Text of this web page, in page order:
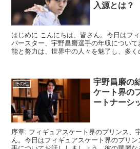
入源とは？
はじめに こんにちは、皆さん。今日はフィギュアスケート界のスー
パースター、宇野昌磨選手の年収につい
能と努力は、世界中の人々を魅了し、多く
その他
宇野昌磨の
ケート界の
ートナーシ
序章: フィギュアスケート界のプリンス、宇野昌磨 こんに
ん。今日はフィギュアスケート界のプリ